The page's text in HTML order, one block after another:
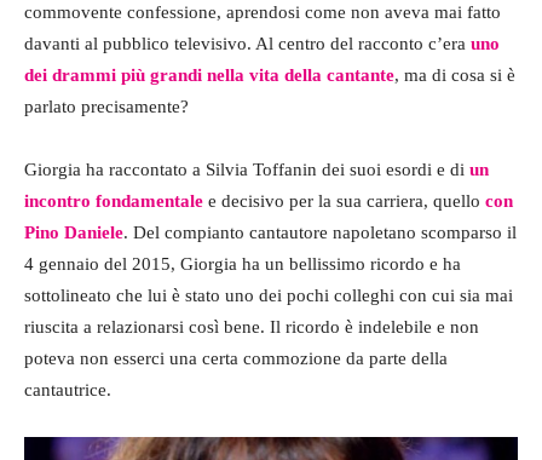
commovente confessione, aprendosi come non aveva mai fatto
davanti al pubblico televisivo. Al centro del racconto c’era uno
dei drammi più grandi nella vita della cantante, ma di cosa si è
parlato precisamente?
Giorgia ha raccontato a Silvia Toffanin dei suoi esordi e di un
incontro fondamentale e decisivo per la sua carriera, quello con
Pino Daniele. Del compianto cantautore napoletano scomparso il
4 gennaio del 2015, Giorgia ha un bellissimo ricordo e ha
sottolineato che lui è stato uno dei pochi colleghi con cui sia mai
riuscita a relazionarsi così bene. Il ricordo è indelebile e non
poteva non esserci una certa commozione da parte della
cantautrice.